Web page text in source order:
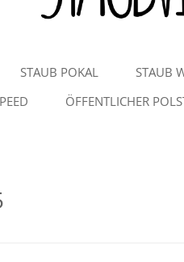
STAUB POKAL STAUB
ÖFFENTLICHER